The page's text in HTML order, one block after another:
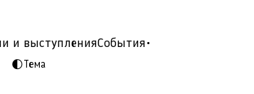
и выступленияСобытия•
🌓Тема